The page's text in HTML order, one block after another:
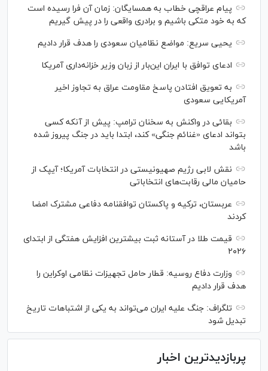
پیام عراقچی خطاب به همسایگان: زمان آن فرا رسیده است
که به خود متکی باشیم و برادری واقعی را در پیش گیریم
یحیی سریع: مواضع نظامیان سعودی را هدف قرار دادیم
ادعای توافق با ایران این‌بار از زبان وزیر خزانه‌داری آمریکا
به تعویق افتادن پاسخ مقاومت عراق به تجاوز اخیر
آمریکایی سعودی
بقائی در واکنش به سخنان ترامپ: پیش از آنکه کسی
بتواند ادعای «غنائم جنگی» کند، ابتدا باید در جنگ پیروز شده
باشد
نقش لابی رژیم صهیونیستی در انتخابات آمریکا؛ آیپک از
حامیان مالی رقابت‌های انتخاباتی
عربستان، ترکیه و پاکستان توافقنامه دفاعی مشترک امضا
کردند
قیمت طلا در آستانه ثبت بیشترین افزایش هفتگی از ابتدای
۲۰۲۶
وزارت دفاع روسیه: قطار حامل تجهیزات نظامی اوکراین را
هدف قرار دادیم
تلگراف: جنگ علیه ایران می‌تواند به یکی از اشتباهات تاریخ
تبدیل شود
پربازدیدترین اخبار